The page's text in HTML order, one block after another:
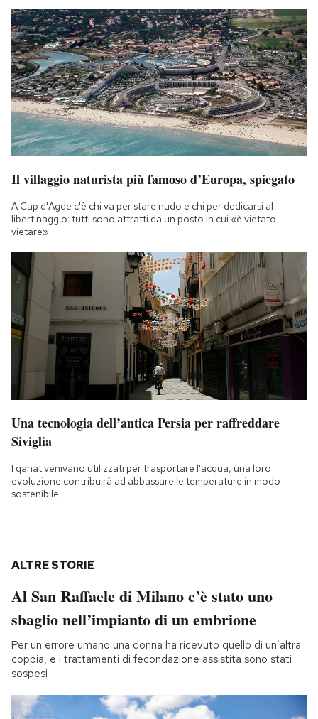
Il villaggio naturista più famoso d’Europa, spiegato
A Cap d'Agde c'è chi va per stare nudo e chi per dedicarsi al
libertinaggio: tutti sono attratti da un posto in cui «è vietato
vietare»
Una tecnologia dell’antica Persia per raffreddare
Siviglia
I qanat venivano utilizzati per trasportare l'acqua, una loro
evoluzione contribuirà ad abbassare le temperature in modo
sostenibile
ALTRE STORIE
Al San Raffaele di Milano c’è stato uno
sbaglio nell’impianto di un embrione
Per un errore umano una donna ha ricevuto quello di un’altra
coppia, e i trattamenti di fecondazione assistita sono stati
sospesi